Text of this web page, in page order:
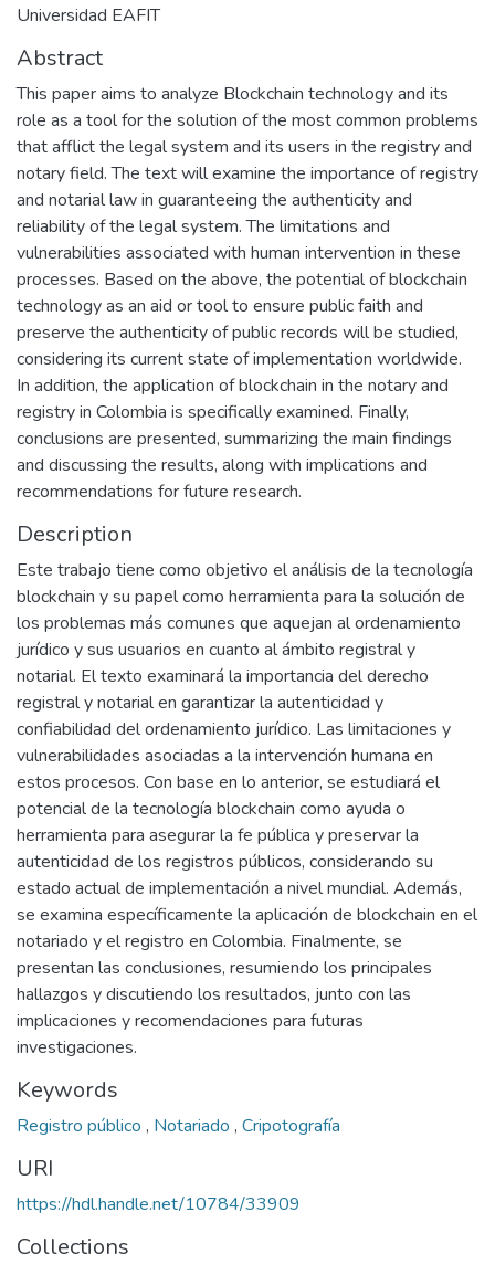
Universidad EAFIT
Abstract
This paper aims to analyze Blockchain technology and its
role as a tool for the solution of the most common problems
that afflict the legal system and its users in the registry and
notary field. The text will examine the importance of registry
and notarial law in guaranteeing the authenticity and
reliability of the legal system. The limitations and
vulnerabilities associated with human intervention in these
processes. Based on the above, the potential of blockchain
technology as an aid or tool to ensure public faith and
preserve the authenticity of public records will be studied,
considering its current state of implementation worldwide.
In addition, the application of blockchain in the notary and
registry in Colombia is specifically examined. Finally,
conclusions are presented, summarizing the main findings
and discussing the results, along with implications and
recommendations for future research.
Description
Este trabajo tiene como objetivo el análisis de la tecnología
blockchain y su papel como herramienta para la solución de
los problemas más comunes que aquejan al ordenamiento
jurídico y sus usuarios en cuanto al ámbito registral y
notarial. El texto examinará la importancia del derecho
registral y notarial en garantizar la autenticidad y
confiabilidad del ordenamiento jurídico. Las limitaciones y
vulnerabilidades asociadas a la intervención humana en
estos procesos. Con base en lo anterior, se estudiará el
potencial de la tecnología blockchain como ayuda o
herramienta para asegurar la fe pública y preservar la
autenticidad de los registros públicos, considerando su
estado actual de implementación a nivel mundial. Además,
se examina específicamente la aplicación de blockchain en el
notariado y el registro en Colombia. Finalmente, se
presentan las conclusiones, resumiendo los principales
hallazgos y discutiendo los resultados, junto con las
implicaciones y recomendaciones para futuras
investigaciones.
Keywords
Registro público , Notariado , Cripotografía
URI
https://hdl.handle.net/10784/33909
Collections